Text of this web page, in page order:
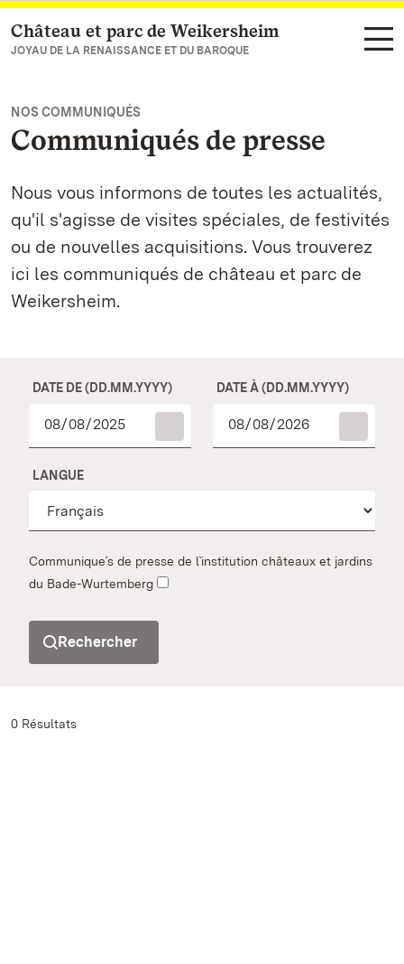
Vers la page d’accueil
Château et parc de Weikersheim
JOYAU DE LA RENAISSANCE ET DU BAROQUE
NOS COMMUNIQUÉS
Communiqués de presse
Nous vous informons de toutes les actualités,
qu'il s'agisse de visites spéciales, de festivités
ou de nouvelles acquisitions. Vous trouverez
ici les communiqués de château et parc de
Weikersheim.
DATE DE (DD.MM.YYYY) DATE À (DD.MM.YYYY)
LANGUE
Communique´s de presse de l`institution châteaux et jardins
du Bade-Wurtemberg
Rechercher
0 Résultats